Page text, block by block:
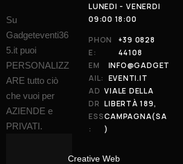
Su
Gadgeteventi36
5.it puoi
PERSONALIZZ
ARE tutto ciò
che vuoi per
AZIENDE e
PRIVATI.
Creative Web
LUNEDI - VENERDI
09:00 18:00
PHON
E:
+39 0828
44108
EM
AIL:
INFO@GADGET
EVENTI.IT
AD
DR
ESS
:
VIALE DELLA
LIBERTÀ 189,
CAMPAGNA(SA
)